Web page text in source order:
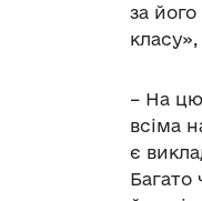
за
– На цю
всіма
є
Багато